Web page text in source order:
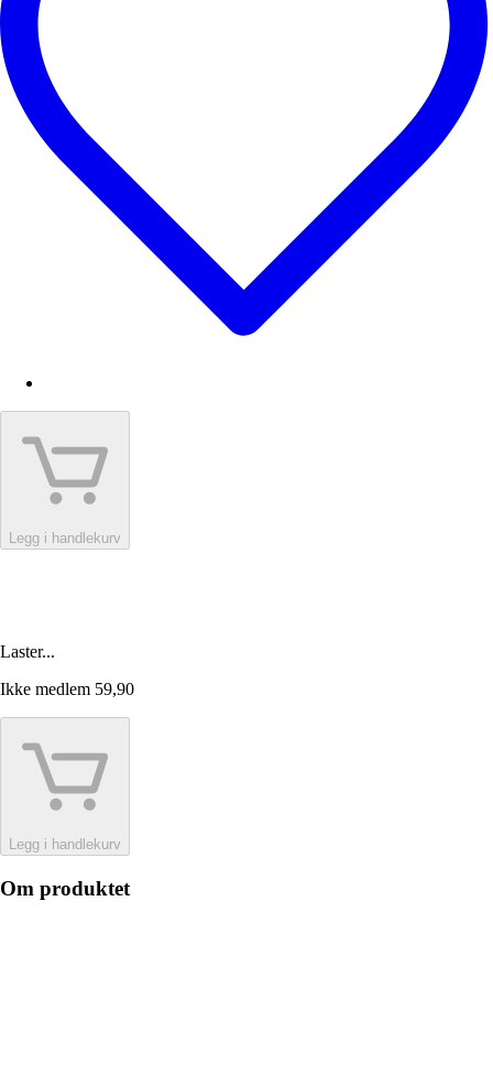
Legg i handlekurv
Laster...
Ikke medlem 59,90
Legg i handlekurv
Om produktet